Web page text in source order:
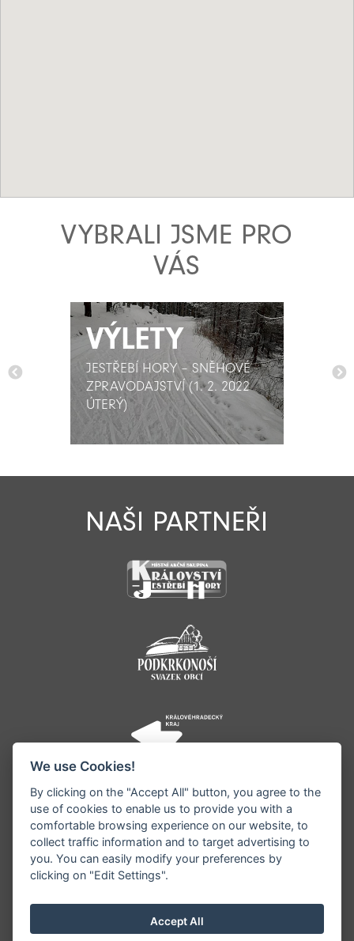
VYBRALI JSME PRO
VÁS
VÝLETY
JESTŘEBÍ HORY – SNĚHOVÉ
ZPRAVODAJSTVÍ (1. 2. 2022
ÚTERÝ)
VÝLETY
JESTŘEBÍ HORY – SNĚHOVÉ
ZPRAVODAJSTVÍ (1. 2. 2022
ÚTERÝ)
NAŠI PARTNEŘI
©1996 - 2026 Všechna práva vyhrazena serveru
zveřejňovaných informací a vyhrazuje si právo
We use Cookies!
By clicking on the "Accept All" button, you agree to the
use of cookies to enable us to provide you with a
comfortable browsing experience on our website, to
collect traffic information and to target advertising to
you. You can easily modify your preferences by
clicking on "Edit Settings".
Accept All